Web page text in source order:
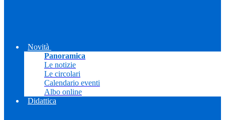
Novità
Panoramica
Le notizie
Le circolari
Calendario eventi
Albo online
Didattica